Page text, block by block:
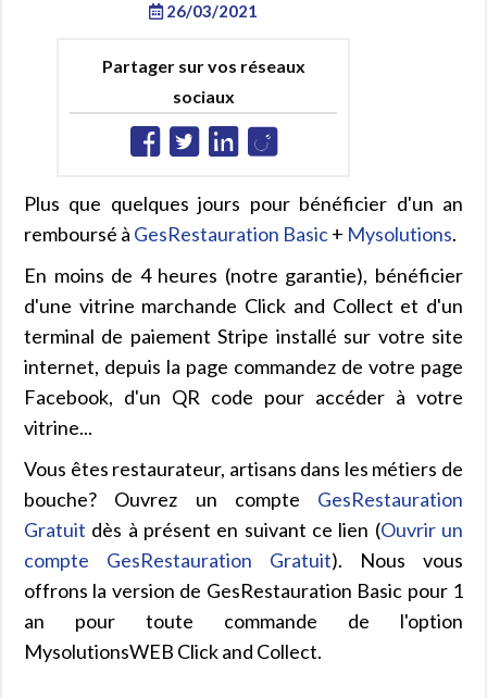
26/03/2021
Partager sur vos réseaux
sociaux
Plus que quelques jours pour bénéficier d'un an
remboursé à GesRestauration Basic+ Mysolutions.
En moins de 4 heures (notre garantie), bénéficier
d'une vitrine marchande Click and Collect et d'un
terminal de paiement Stripe installé sur votre site
internet, depuis la page commandez de votre page
Facebook, d'un QR code pour accéder à votre
vitrine...
Vous êtes restaurateur, artisans dans les métiers de
bouche? Ouvrez un compte GesRestauration
Gratuit dès à présent en suivant ce lien (Ouvrir un
compte GesRestauration Gratuit). Nous vous
offrons la version de GesRestauration Basic pour 1
an pour toute commande de l'option
MysolutionsWEB Click and Collect.